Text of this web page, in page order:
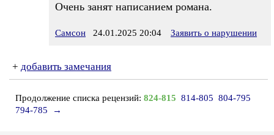
Очень занят написанием романа.
Самсон 24.01.2025 20:04 Заявить о нарушении
+ добавить замечания
Продолжение списка рецензий: 824-815 814-805 804-795
794-785
→